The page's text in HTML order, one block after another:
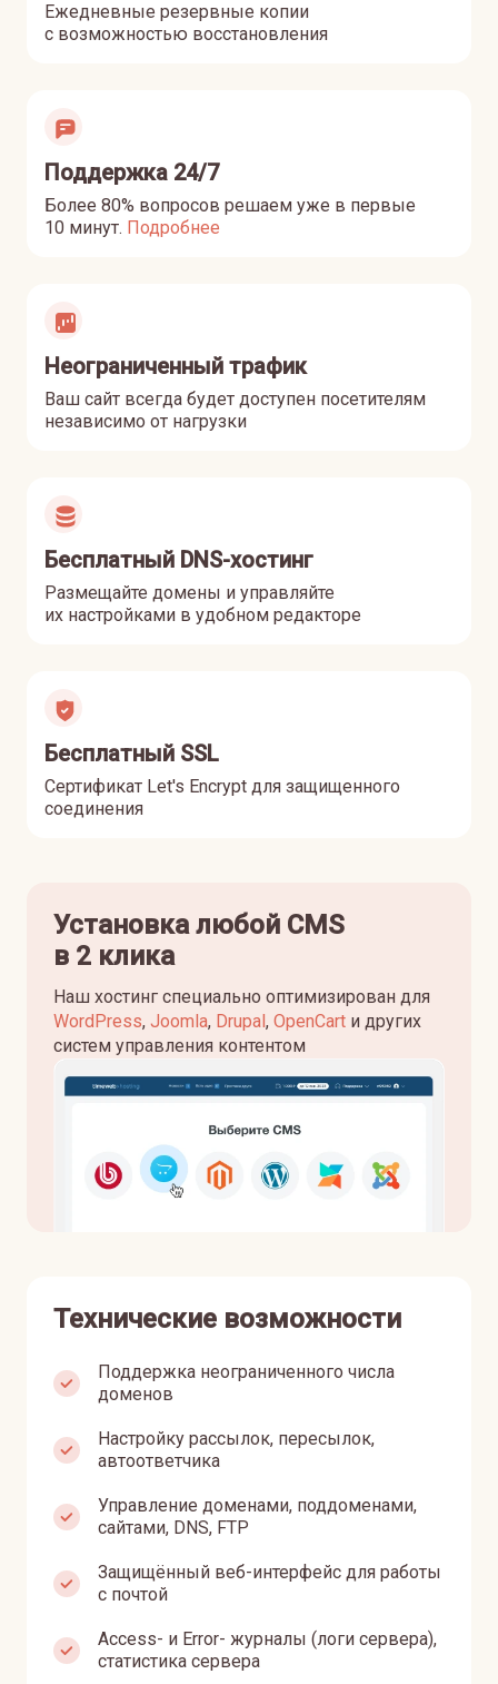
Ежедневные резервные копии
с возможностью восстановления
Поддержка 24/7
Более 80% вопросов решаем уже в первые
10 минут. Подробнее
Неограниченный трафик
Ваш сайт всегда будет доступен посетителям
независимо от нагрузки
Бесплатный DNS-хостинг
Размещайте домены и управляйте
их настройками в удобном редакторе
Бесплатный SSL
Сертификат Let's Encrypt для защищенного
соединения
Установка любой CMS
в 2 клика
Наш хостинг специально оптимизирован для
WordPress, Joomla, Drupal, OpenCart и других
систем управления контентом
Технические возможности
Поддержка неограниченного числа
доменов
Настройку рассылок, пересылок,
автоответчика
Управление доменами, поддоменами,
сайтами, DNS, FTP
Защищённый веб-интерфейс для работы
с почтой
Access- и Error- журналы (логи сервера),
статистика сервера